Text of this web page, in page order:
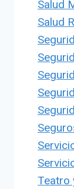
Salud
Salud
Teatro